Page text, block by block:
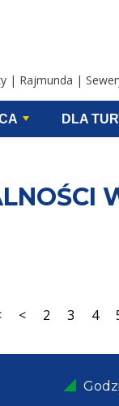
| Rajmunda |
DLA
< 2 3 4